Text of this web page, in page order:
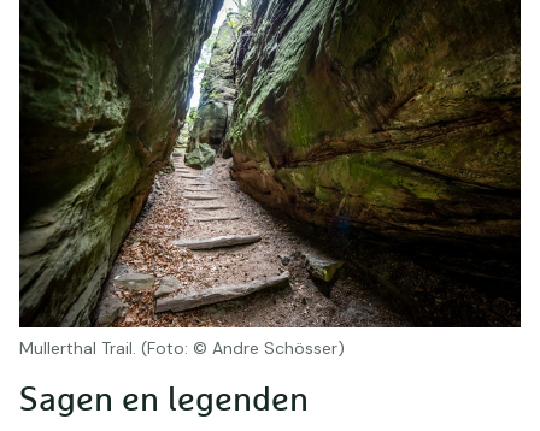
Mullerthal Trail. (Foto: © Andre Schösser)
Sagen en legenden